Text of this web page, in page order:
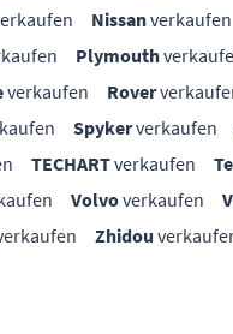
Nissanverkaufen
Plymouth
verkaufen Rover
Spykerverkaufen
TECHARTverkaufen
Volvoverkaufen
Zhidou